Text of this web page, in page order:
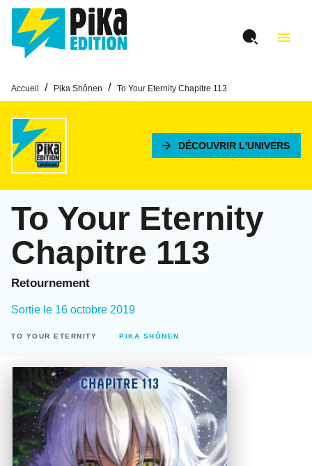
MENU RECHERCHE
PIED DE PAGE
menu
Accueil / Pika Shônen / To Your Eternity Chapitre 113
arrow_forward DÉCOUVRIR L'UNIVERS
To Your Eternity
Chapitre 113
Retournement
Sortie le 16 octobre 2019
TO YOUR ETERNITY PIKA SHÔNEN